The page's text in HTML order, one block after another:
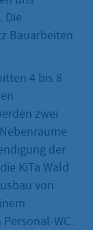
Die
Bauarbeiten
4 bis 8
zwei
der
KiTa Wald
von
WC.